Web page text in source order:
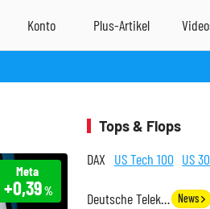
Meta
+0,39%
Tops & Flops
DAX US Tech 100 US 30
Deutsche Telekom News